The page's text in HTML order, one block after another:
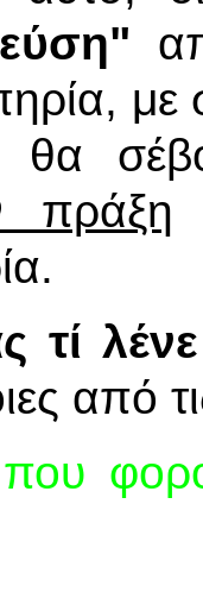
πράξη
τί
από